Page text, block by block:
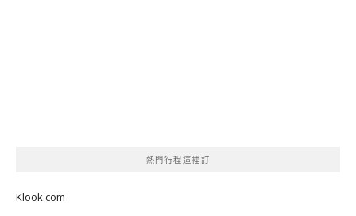
熱門行程這裡訂
Klook.com